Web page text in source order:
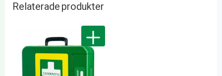
Relaterade produkter